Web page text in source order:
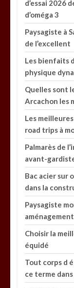
d’essai 2026
d’oméga 3
Paysagiste à
de l’excellent
Les bienfaits
physique
Quelles sont
Arcachon les
Les
road trips à
Palmarès de
avant-
Bac acier sur
dans la
Paysagiste
Choisir la
équidé
Tout corps d
ce terme